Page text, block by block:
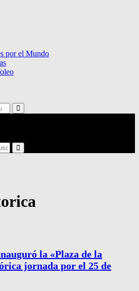
por el Mundo
Search
Search
la «Plaza de la
jornada por el 25 de